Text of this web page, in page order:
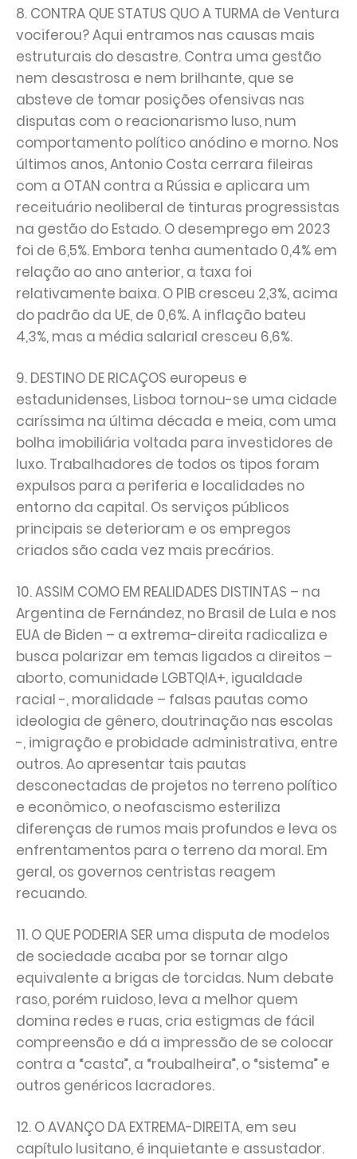
8. CONTRA QUE STATUS QUO A TURMA de Ventura
vociferou? Aqui entramos nas causas mais
estruturais do desastre. Contra uma gestão
nem desastrosa e nem brilhante, que se
absteve de tomar posições ofensivas nas
disputas com o reacionarismo luso, num
comportamento político anódino e morno. Nos
últimos anos, Antonio Costa cerrara fileiras
com a OTAN contra a Rússia e aplicara um
receituário neoliberal de tinturas progressistas
na gestão do Estado. O desemprego em 2023
foi de 6,5%. Embora tenha aumentado 0,4% em
relação ao ano anterior, a taxa foi
relativamente baixa. O PIB cresceu 2,3%, acima
do padrão da UE, de 0,6%. A inflação bateu
4,3%, mas a média salarial cresceu 6,6%.
9. DESTINO DE RICAÇOS europeus e
estadunidenses, Lisboa tornou-se uma cidade
caríssima na última década e meia, com uma
bolha imobiliária voltada para investidores de
luxo. Trabalhadores de todos os tipos foram
expulsos para a periferia e localidades no
entorno da capital. Os serviços públicos
principais se deterioram e os empregos
criados são cada vez mais precários.
10. ASSIM COMO EM REALIDADES DISTINTAS – na
Argentina de Fernández, no Brasil de Lula e nos
EUA de Biden – a extrema-direita radicaliza e
busca polarizar em temas ligados a direitos –
aborto, comunidade LGBTQIA+, igualdade
racial -, moralidade – falsas pautas como
ideologia de gênero, doutrinação nas escolas
-, imigração e probidade administrativa, entre
outros. Ao apresentar tais pautas
desconectadas de projetos no terreno político
e econômico, o neofascismo esteriliza
diferenças de rumos mais profundos e leva os
enfrentamentos para o terreno da moral. Em
geral, os governos centristas reagem
recuando.
11. O QUE PODERIA SER uma disputa de modelos
de sociedade acaba por se tornar algo
equivalente a brigas de torcidas. Num debate
raso, porém ruidoso, leva a melhor quem
domina redes e ruas, cria estigmas de fácil
compreensão e dá a impressão de se colocar
contra a “casta”, a “roubalheira”, o “sistema” e
outros genéricos lacradores.
12. O AVANÇO DA EXTREMA-DIREITA, em seu
capítulo lusitano, é inquietante e assustador.